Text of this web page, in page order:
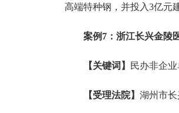
高端特种钢，并投入3亿元
案例7：浙江长兴金陵
【关键词】 民办非企
【受理法院】 湖州市